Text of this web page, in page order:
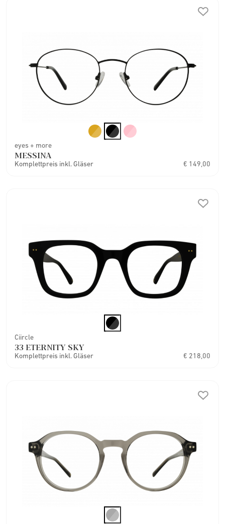
eyes + more
MESSINA
Komplettpreis inkl. Gläser € 149,00
Ciircle
33 ETERNITY SKY
Komplettpreis inkl. Gläser € 218,00